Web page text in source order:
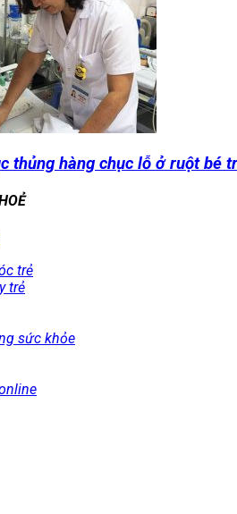
thủng hàng chục lỗ ở ruột bé
trẻ
trẻ
sức khỏe